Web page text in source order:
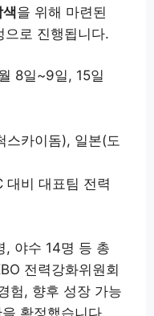
을 위해 마련된
로 진행됩니다.
8일~9일, 15일
스카이돔), 일본(도
비 대표팀 전력
, 야수 14명 등 총
전력강화위원회
험, 향후 성장 가능
확정했습니다.